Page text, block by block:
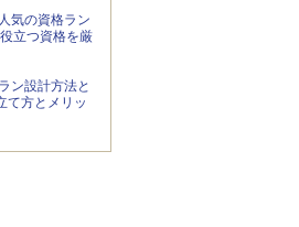
気の資格ラン
立つ資格を厳
ン設計方法と
て方とメリッ